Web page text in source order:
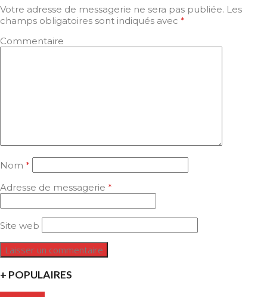
Votre adresse de messagerie ne sera pas publiée. Les
champs obligatoires sont indiqués avec *
Commentaire
Nom *
Adresse de messagerie *
Site web
+ POPULAIRES